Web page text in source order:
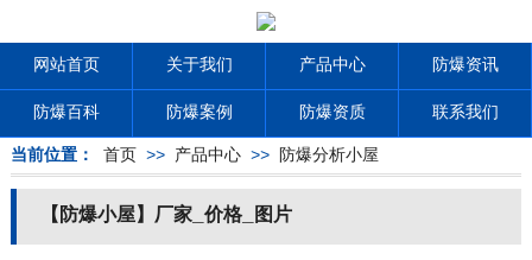
网站首页 关于我们 产品中心 防爆资讯
防爆百科 防爆案例 防爆资质 联系我们
当前位置： 首页 >> 产品中心>> 防爆分析小屋
【防爆小屋】厂家_价格_图片